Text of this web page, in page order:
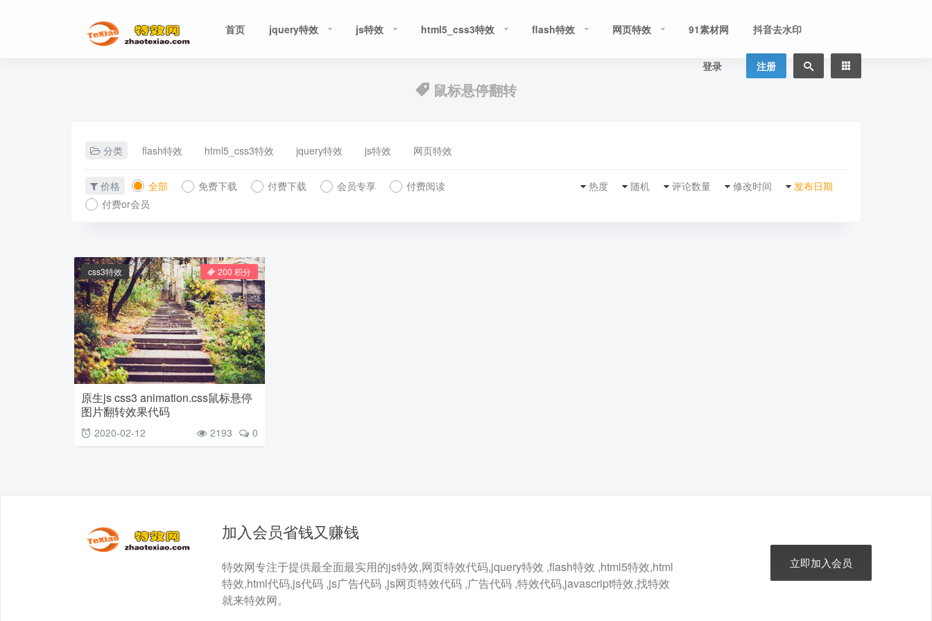
首页 jquery特效 js特效 html5_css3特效 flash特效 网页特效 91素材网 抖音去水印
登录 注册
鼠标悬停翻转
分类 flash特效 html5_css3特效 jquery特效 js特效 网页特效
价格 全部 免费下载 付费下载 会员专享
付费阅读
付费or会员
发布日期
修改时间
评论数量
随机
热度
200 积分
css3特效
原生js css3 animation.css鼠标悬停
图片翻转效果代码
2020-02-12 0
2193
加入会员省钱又赚钱
特效网专注于提供最全面最实用的js特效,网页特效代码,jquery特效 ,flash特效 ,html5特效,html
特效,html代码,js代码 ,js广告代码 ,js网页特效代码 ,广告代码 ,特效代码,javascript特效,找特效
就来特效网。
立即加入会员